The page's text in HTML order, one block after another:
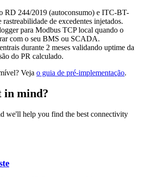
RD 244/2019 (autoconsumo) e ITC-BT-
rastreabilidade de excedentes injetados.
para Modbus TCP local quando o
com o seu BMS ou SCADA.
durante 2 meses validando uptime da
do PR calculado.
Veja o guia de pré-implementação.
in mind?
we'll help you find the best connectivity